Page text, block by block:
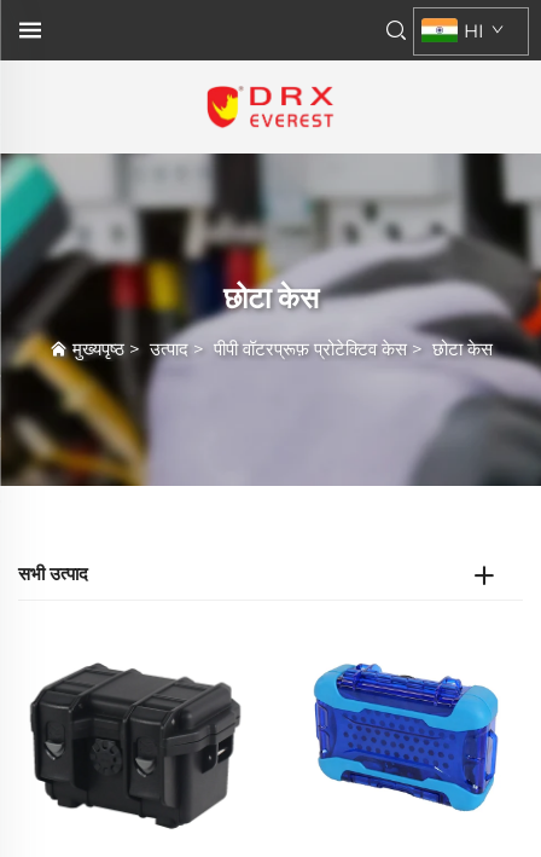
HI
छोटा केस
मुख्यपृष्ठ>उत्पाद> पीपी वॉटरप्रूफ़ प्रोटेक्टिव केस> छोटा केस
सभी उत्पाद